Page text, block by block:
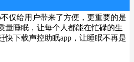
仅给用户带来了方便，更重要的是
量睡眠，让每个人都能在忙碌的生
快下载声控助眠app，让睡眠不再是